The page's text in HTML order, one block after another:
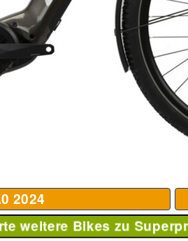
2024
weitere Bikes zu